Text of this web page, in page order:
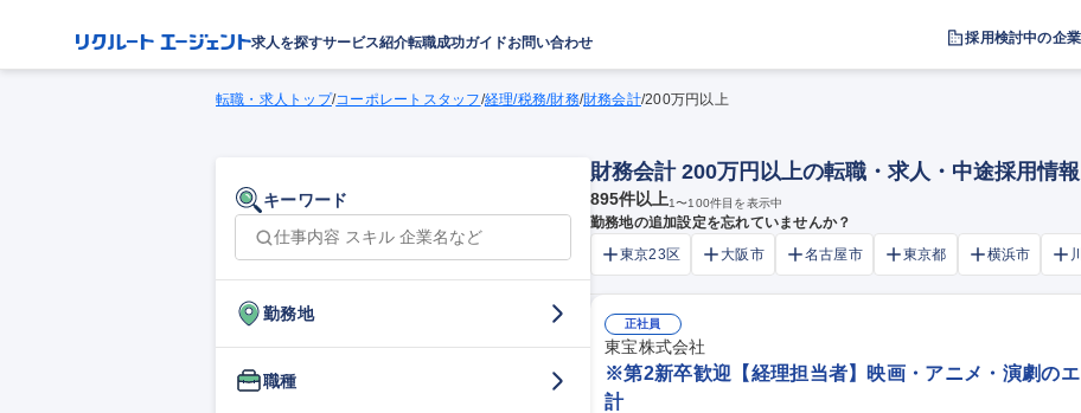
求人を探すサービス紹介転職成功ガイドお問い合わせ 採用検討中の企
転職・求人トップ/コーポレートスタッフ/経理/税務/財務/財務会計/200万円以上
キーワード
勤務地
職種
財務会計 200万円以上の転職・求人・中途採用情報
895件以上1〜100件目を表示中
勤務地の追加設定を忘れていませんか？
東京23区
大阪市 名古屋市 東京都 横浜市
正社員
東宝株式会社
※第2新卒歓迎【経理担当者】映画・アニメ・演劇の
計